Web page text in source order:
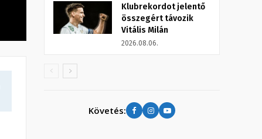
Klubrekordot jelentő
összegért távozik
Vitális Milán
2026.08.06.
Követés: